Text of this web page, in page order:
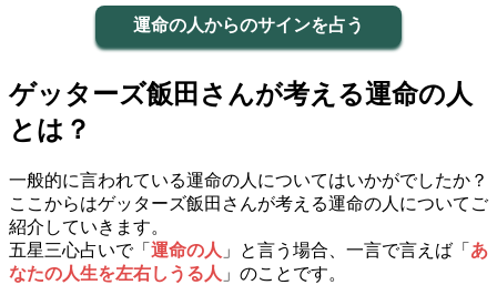
運命の人からのサインを占う
ゲッターズ飯田さんが考える運命の人
とは？
一般的に言われている運命の人についてはいかがでしたか？
ここからはゲッターズ飯田さんが考える運命の人についてご
紹介していきます。
五星三心占いで「 運命の人 」と言う場合、一言で言えば「 あ
なたの人生を左右しうる人 」のことです。